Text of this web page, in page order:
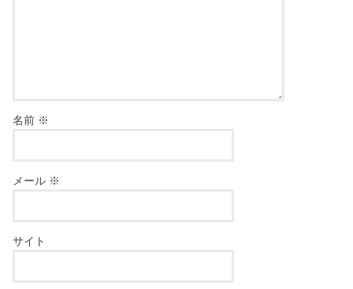
名前 ※
メール ※
サイト